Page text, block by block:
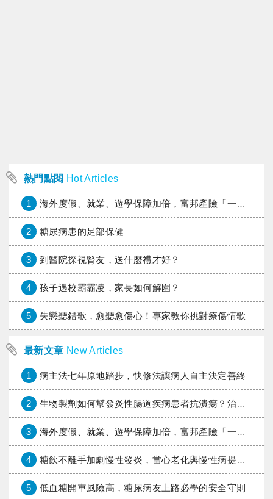
熱門點閱 Hot Articles
1 海外度假、就業、遊學保障加倍，富邦產險「一期逐夢」專案加碼遠距醫療與緊急救援
2 糖尿病患的足部保健
3 到醫院探視腎友，送什麼禮才好？
4 孩子遇校霸霸凌，家長如何解圍？
5 失戀聽錯歌，愈聽愈傷心！專家教你挑對療傷情歌
最新文章 New Articles
1 病主法七年原地踏步，快修法讓病人自主決定善終
2 生物製劑如何幫發炎性腸道疾病患者抗潰瘍？治療進展與健保給付困境一次看
3 海外度假、就業、遊學保障加倍，富邦產險「一期逐夢」專案加碼遠距醫療與緊急救援
4 糖飲不離手加劇慢性發炎，當心老化與慢性病提早報到
5 低血糖開車風險高，糖尿病友上路必學的安全守則